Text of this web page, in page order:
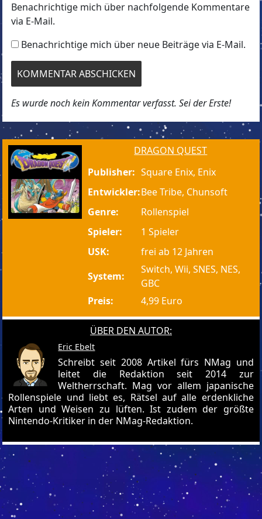
Benachrichtige mich über nachfolgende Kommentare
via E-Mail.
Benachrichtige mich über neue Beiträge via E-Mail.
Es wurde noch kein Kommentar verfasst. Sei der Erste!
DRAGON QUEST
Publisher: Square Enix, Enix
Entwickler:Bee Tribe, Chunsoft
Genre:
Rollenspiel
Spieler:
1 Spieler
USK:
frei ab 12 Jahren
System:
Switch, Wii, SNES, NES,
GBC
Preis:
4,99 Euro
ÜBER DEN AUTOR:
Eric Ebelt
Schreibt seit 2008 Artikel fürs NMag und
leitet die Redaktion seit 2014 zur
Weltherrschaft. Mag vor allem japanische
Rollenspiele und liebt es, Rätsel auf alle erdenkliche
Arten und Weisen zu lüften. Ist zudem der größte
Nintendo-Kritiker in der NMag-Redaktion.